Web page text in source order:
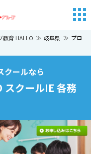
教育 HALLO 岐阜県
プロ
クールなら
スクールIE 各務